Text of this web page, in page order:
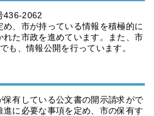
436-2062
、市が持っている情報を積極的に
た市政を進めています。また、市
も、情報公開を行っています。
有している公文書の開示請求がで
に必要な事項を定め、市の保有す